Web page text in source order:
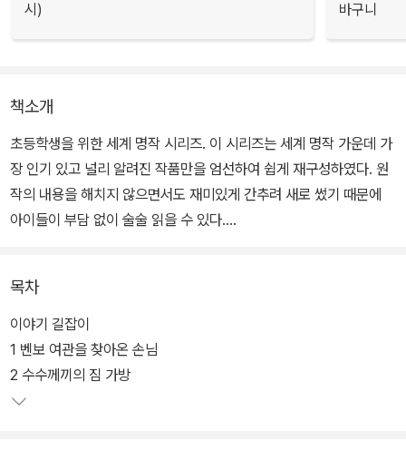
시)
바구니
책소개
초등학생을 위한 세계 명작 시리즈. 이 시리즈는 세계 명작 가운데 가
장 인기 있고 널리 알려진 작품만을 엄선하여 쉽게 재구성하였다. 원
작의 내용을 해치지 않으면서도 재미있게 간추려 새로 썼기 때문에
아이들이 부담 없이 술술 읽을 수 있다.
을 수록해 올바른 책읽기 방법을 알려 주고 독후 활동을 도와준다. 본
문 뒤에 나와 있는 <더 생각해 보기> <독서 기록장> <상상하기> <
편지 쓰기> 등의 다양한 활동을 통해 아이들은 자신만의 생각을 정리
하고 논리력과 표현력을 키울 수 있게 했다.
목차
이야기 길잡이
1 벤보 여관을 찾아온 손님
2 수수께끼의 짐 가방